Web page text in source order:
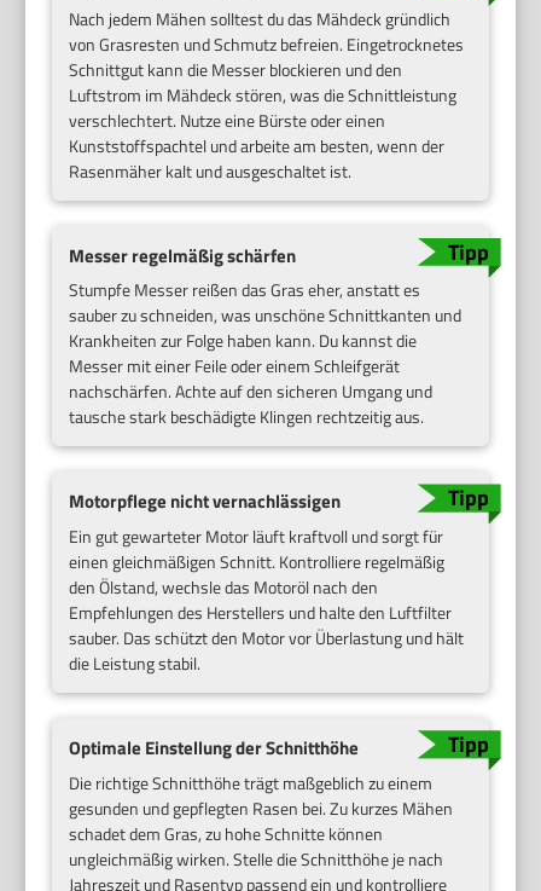
Nach jedem Mähen solltest du das Mähdeck gründlich
von Grasresten und Schmutz befreien. Eingetrocknetes
Schnittgut kann die Messer blockieren und den
Luftstrom im Mähdeck stören, was die Schnittleistung
verschlechtert. Nutze eine Bürste oder einen
Kunststoffspachtel und arbeite am besten, wenn der
Rasenmäher kalt und ausgeschaltet ist.
Messer regelmäßig schärfen
Stumpfe Messer reißen das Gras eher, anstatt es
sauber zu schneiden, was unschöne Schnittkanten und
Krankheiten zur Folge haben kann. Du kannst die
Messer mit einer Feile oder einem Schleifgerät
nachschärfen. Achte auf den sicheren Umgang und
tausche stark beschädigte Klingen rechtzeitig aus.
Motorpflege nicht vernachlässigen
Ein gut gewarteter Motor läuft kraftvoll und sorgt für
einen gleichmäßigen Schnitt. Kontrolliere regelmäßig
den Ölstand, wechsle das Motoröl nach den
Empfehlungen des Herstellers und halte den Luftfilter
sauber. Das schützt den Motor vor Überlastung und hält
die Leistung stabil.
Optimale Einstellung der Schnitthöhe
Die richtige Schnitthöhe trägt maßgeblich zu einem
gesunden und gepflegten Rasen bei. Zu kurzes Mähen
schadet dem Gras, zu hohe Schnitte können
ungleichmäßig wirken. Stelle die Schnitthöhe je nach
Jahreszeit und Rasentyp passend ein und kontrolliere